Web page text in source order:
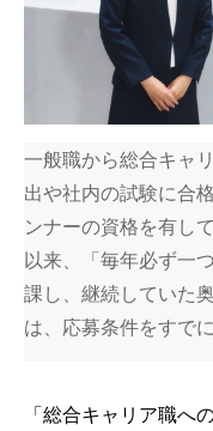
一般職から総合キャ
出や社内の試験に合
ンナーの資格を有し
以来、「毎年必ず一
課し、継続していた
は、応募条件をすで
「総合キャリア職へ